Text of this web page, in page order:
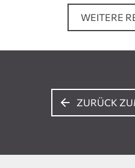
WEITERE
ZURÜCK